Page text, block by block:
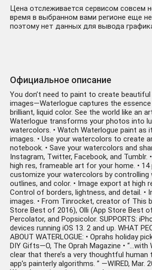
Цена отслеживается сервисом совсем
время в выбранном вами регионе еще
поэтому нет данных для вывода
Официальное описание
You don’t need to paint to create
images—Waterlogue captures the
brilliant, liquid color. See the world like an
Waterlogue transforms your photos into
watercolors. • Watch Waterlogue paint as
images. • Use your watercolors to create
notebook. • Save your watercolors and
Instagram, Twitter, Facebook, and Tumblr.
high res, frameable art for your home. •
customize your watercolors by controlling
outlines, and color. • Image export at high
Control of borders, lightness, and detail. •
images. • From Tinrocket, creator of This
Store Best of 2016), Olli (App Store Best
Percolator, and Popsicolor. SUPPORTS:
devices running iOS 13. 2 and up. WHAT
ABOUT WATERLOGUE: • Oprahs holiday
DIY Gifts—O, The Oprah Magazine • “…with
clear that there’s a very thoughtful human
app’s painterly algorithms. ” —WIRED, Mar.